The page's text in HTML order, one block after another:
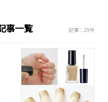
事一覧 記事：29件